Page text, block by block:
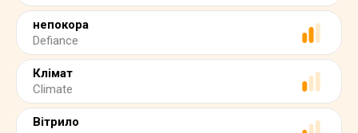
непокора
Defiance
Клімат
Climate
Вітрило